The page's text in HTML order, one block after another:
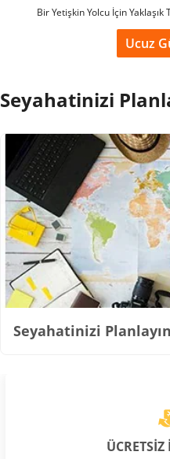
Bir Yetişkin Yolcu İçin Yaklaşık
Ucuz
Seyahatinizi
Seyahatinizi Planlayın